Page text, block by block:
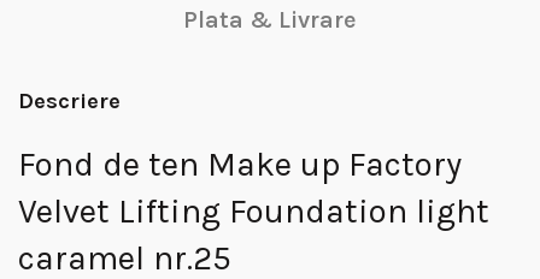
Plata & Livrare
Descriere
Fond de ten Make up Factory
Velvet Lifting Foundation light
caramel nr.25